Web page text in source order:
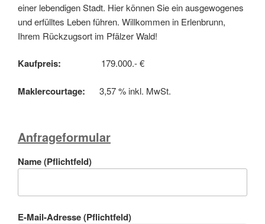
einer lebendigen Stadt. Hier können Sie ein ausgewogenes
und erfülltes Leben führen. Willkommen in Erlenbrunn,
Ihrem Rückzugsort im Pfälzer Wald!
Kaufpreis: 179.000.- €
Maklercourtage: 3,57 % inkl. MwSt.
Anfrageformular
Name (Pflichtfeld)
E-Mail-Adresse (Pflichtfeld)